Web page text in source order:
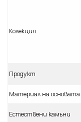
Колекция
Продукт
Материал на основата
Естествени камъни